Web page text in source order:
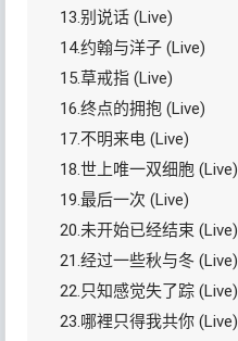
13.别说话 (Live)
14.约翰与洋子 (Live)
15.草戒指 (Live)
16.终点的拥抱 (Live)
17.不明来电 (Live)
18.世上唯一双细胞 (Live)
19.最后一次 (Live)
20.未开始已经结束 (Live)
21.经过一些秋与冬 (Live)
22.只知感觉失了踪 (Live)
23.哪裡只得我共你 (Live)